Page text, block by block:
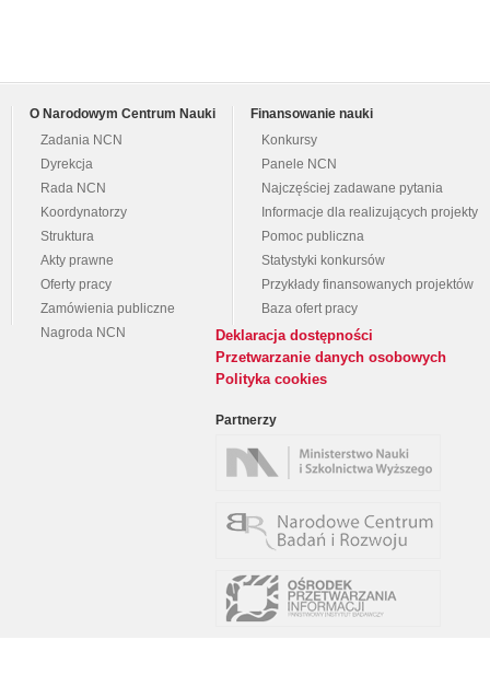
O Narodowym Centrum Nauki
Zadania NCN
Dyrekcja
Rada NCN
Koordynatorzy
Struktura
Akty prawne
Oferty pracy
Zamówienia publiczne
Nagroda NCN
Finansowanie nauki
Konkursy
Panele NCN
Najczęściej zadawane pytania
Informacje dla realizujących projekty
Pomoc publiczna
Statystyki konkursów
Przykłady finansowanych projektów
Baza ofert pracy
Deklaracja dostępności
Przetwarzanie danych osobowych
Polityka cookies
Partnerzy